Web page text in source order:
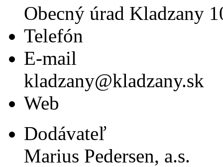
Obecný úrad Kladzany
Telefón
E-mail
kladzany@kladzany.sk
Web
Dodávateľ
Marius Pedersen, a.s.